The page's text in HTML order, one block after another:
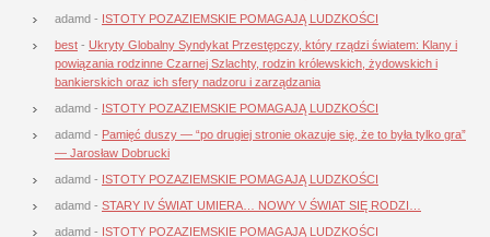
adamd - ISTOTY POZAZIEMSKIE POMAGAJĄ LUDZKOŚCI
best - Ukryty Globalny Syndykat Przestępczy, który rządzi światem: Klany i
powiązania rodzinne Czarnej Szlachty, rodzin królewskich, żydowskich i
bankierskich oraz ich sfery nadzoru i zarządzania
adamd - ISTOTY POZAZIEMSKIE POMAGAJĄ LUDZKOŚCI
adamd - Pamięć duszy — “po drugiej stronie okazuje się, że to była tylko gra”
— Jarosław Dobrucki
adamd - ISTOTY POZAZIEMSKIE POMAGAJĄ LUDZKOŚCI
adamd - STARY IV ŚWIAT UMIERA… NOWY V ŚWIAT SIĘ RODZI…
adamd - ISTOTY POZAZIEMSKIE POMAGAJĄ LUDZKOŚCI